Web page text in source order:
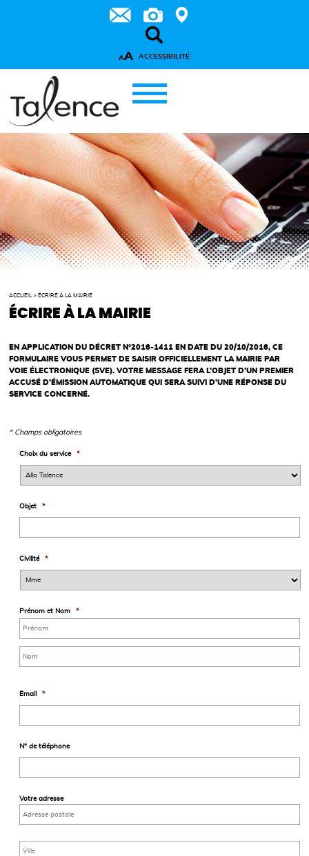
AA ACCESSIBILITÉ
ACCUEIL > ÉCRIRE À LA MAIRIE
ÉCRIRE À LA MAIRIE
EN APPLICATION DU DÉCRET N°2016-1411 EN DATE DU 20/10/2016, CE
FORMULAIRE VOUS PERMET DE SAISIR OFFICIELLEMENT LA MAIRIE PAR
VOIE ÉLECTRONIQUE (SVE). VOTRE MESSAGE FERA L’OBJET D’UN PREMIER
ACCUSÉ D’ÉMISSION AUTOMATIQUE QUI SERA SUIVI D’UNE RÉPONSE DU
SERVICE CONCERNÉ.
* Champs obligatoires
Choix du service *
Objet *
Civilité *
Prénom et Nom *
Email *
N° de téléphone
Votre adresse